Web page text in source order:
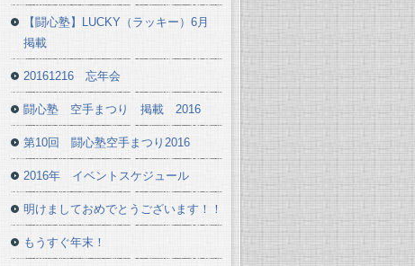
【闘心塾】LUCKY（ラッキー）6月
掲載
20161216 忘年会
闘心塾 空手まつり 掲載 2016
第10回 闘心塾空手まつり2016
2016年 イベントスケジュール
明けましておめでとうございます！！
もうすぐ年末！